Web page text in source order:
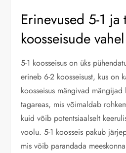
Erinevused 5-1 ja
koosseisude vahel
5-1 koosseisus on üks
erineb 6-2 koosseisust, kus on
koosseisus mängivad mängijad
tagareas, mis võimaldab
kuid võib potentsiaalselt
voolu. 5-1 koosseis pakub
mis võib parandada